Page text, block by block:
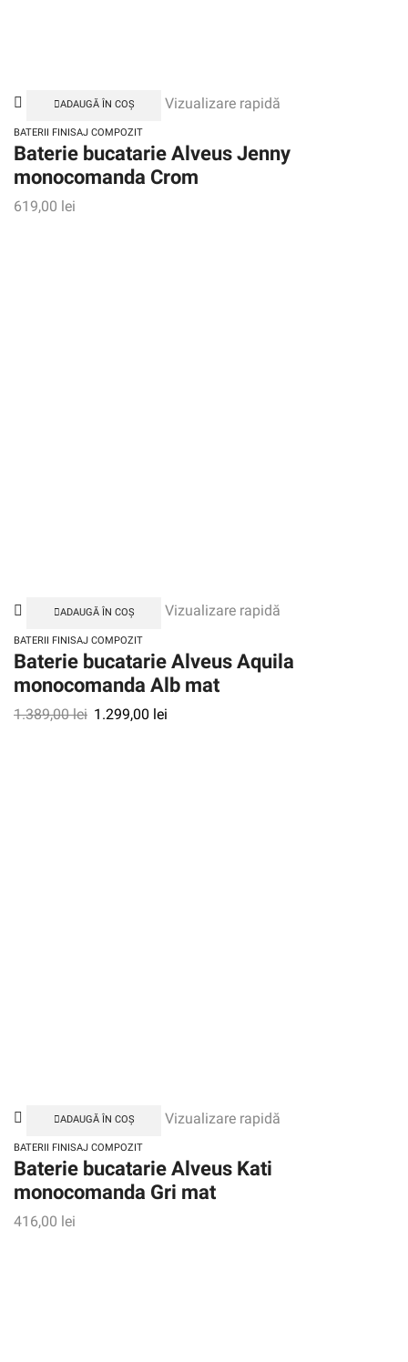
ADAUGĂ ÎN COȘ Vizualizare rapidă
BATERII FINISAJ COMPOZIT
Baterie bucatarie Alveus Jenny
monocomanda Crom
619,00 lei
ADAUGĂ ÎN COȘ Vizualizare rapidă
BATERII FINISAJ COMPOZIT
Baterie bucatarie Alveus Aquila
monocomanda Alb mat
1.389,00lei 1.299,00 lei
ADAUGĂ ÎN COȘ Vizualizare rapidă
BATERII FINISAJ COMPOZIT
Baterie bucatarie Alveus Kati
monocomanda Gri mat
416,00 lei